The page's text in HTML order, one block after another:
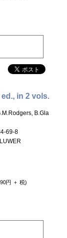
in 2 vols.
B.Gla
69-8
円 ＋ 税)